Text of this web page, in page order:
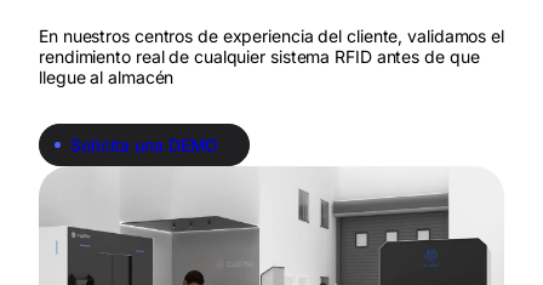
En nuestros centros de experiencia del cliente, validamos el
rendimiento real de cualquier sistema RFID antes de que
llegue al almacén
Solicita una DEMO